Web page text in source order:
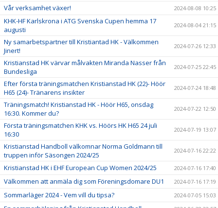
Vår verksamhet växer! 2024-08-08 10:25
KHK-HF Karlskrona i ATG Svenska Cupen hemma 17
augusti
2024-08-04 21:15
Ny samarbetspartner till Kristiantad HK - Välkommen
Jinert!
2024-07-26 12:33
Kristianstad HK värvar målvakten Miranda Nasser från
Bundesliga
2024-07-25 22:45
Efter första träningsmatchen Kristianstad HK (22)- Höör
H65 (24)- Tränarens insikter
2024-07-24 18:48
Träningsmatch! Kristianstad HK - Höör H65, onsdag
16:30. Kommer du?
2024-07-22 12:50
Första träningsmatchen KHK vs. Höörs HK H65 24 juli
16:30
2024-07-19 13:07
Kristianstad Handboll välkomnar Norma Goldmann till
truppen inför Säsongen 2024/25
2024-07-16 22:22
Kristianstad HK i EHF European Cup Women 2024/25 2024-07-16 17:40
Välkommen att anmäla dig som Föreningsdomare DU1 2024-07-16 17:19
Sommarläger 2024 - Vem vill du tipsa? 2024-07-05 15:03